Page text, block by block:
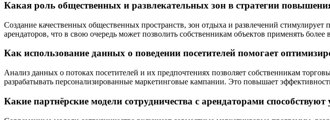
Какая роль общественных и развлекательных зон в стратегии
Создание качественных общественных пространств, зон отдыха и развлечений
арендаторов, что в свою очередь может позволить собственникам объектов применять
Как использование данных о поведении посетителей помогает
Анализ данных о потоках посетителей и их предпочтениях позволяет собственникам
разрабатывать персонализированные маркетинговые кампании. Это повышает
Какие партнёрские модели сотрудничества с арендаторами